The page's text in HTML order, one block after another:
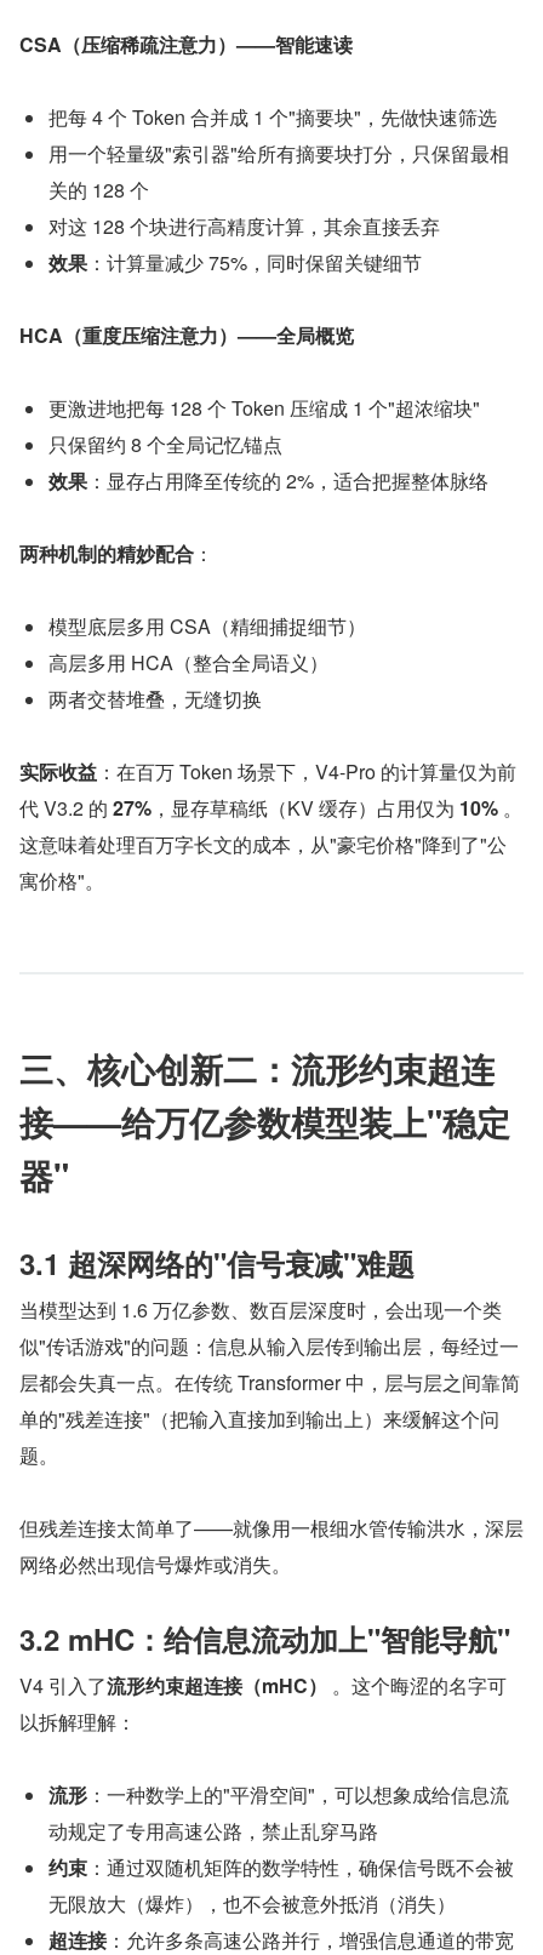
CSA（压缩稀疏注意力）——智能速读
把每 4 个 Token 合并成 1 个"摘要块"，先做快速筛选
用一个轻量级"索引器"给所有摘要块打分，只保留最相
关的 128 个
对这 128 个块进行高精度计算，其余直接丢弃
效果 ：计算量减少 75%，同时保留关键细节
HCA（重度压缩注意力）——全局概览
更激进地把每 128 个 Token 压缩成 1 个"超浓缩块"
只保留约 8 个全局记忆锚点
效果 ：显存占用降至传统的 2%，适合把握整体脉络
两种机制的精妙配合 ：
模型底层多用 CSA（精细捕捉细节）
高层多用 HCA（整合全局语义）
两者交替堆叠，无缝切换
实际收益 ：在百万 Token 场景下，V4-Pro 的计算量仅为前
代 V3.2 的 27% ，显存草稿纸（KV 缓存）占用仅为 10% 。
这意味着处理百万字长文的成本，从"豪宅价格"降到了"公
寓价格"。
三、核心创新二：流形约束超连
接——给万亿参数模型装上"稳定
器"
3.1 超深网络的"信号衰减"难题
当模型达到 1.6 万亿参数、数百层深度时，会出现一个类
似"传话游戏"的问题：信息从输入层传到输出层，每经过一
层都会失真一点。在传统 Transformer 中，层与层之间靠简
单的"残差连接"（把输入直接加到输出上）来缓解这个问
题。
但残差连接太简单了——就像用一根细水管传输洪水，深层
网络必然出现信号爆炸或消失。
3.2 mHC：给信息流动加上"智能导航"
V4 引入了流形约束超连接（mHC）
。这个晦涩的名字可
以拆解理解：
流形 ：一种数学上的"平滑空间"，可以想象成给信息流
动规定了专用高速公路，禁止乱穿马路
约束 ：通过双随机矩阵的数学特性，确保信号既不会被
无限放大（爆炸），也不会被意外抵消（消失）
超连接：允许多条高速公路并行，增强信息通道的带宽